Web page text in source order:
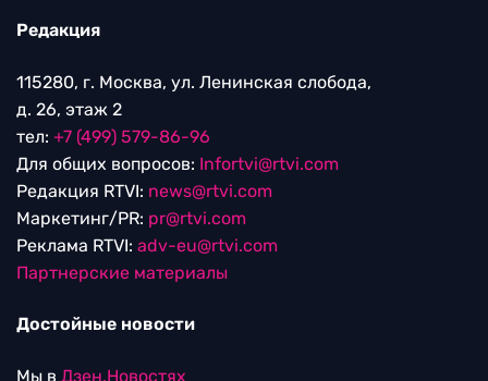
Редакция
115280, г. Москва, ул. Ленинская слобода,
д. 26, этаж 2
тел: +7 (499) 579-86-96
Для общих вопросов: Infortvi@rtvi.com
Редакция RTVI: news@rtvi.com
Маркетинг/PR: pr@rtvi.com
Реклама RTVI: adv-eu@rtvi.com
Партнерские материалы
Достойные новости
Мы в Дзен.Новостях